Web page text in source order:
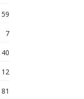
59
7
40
12
81